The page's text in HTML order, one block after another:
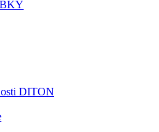
DITON